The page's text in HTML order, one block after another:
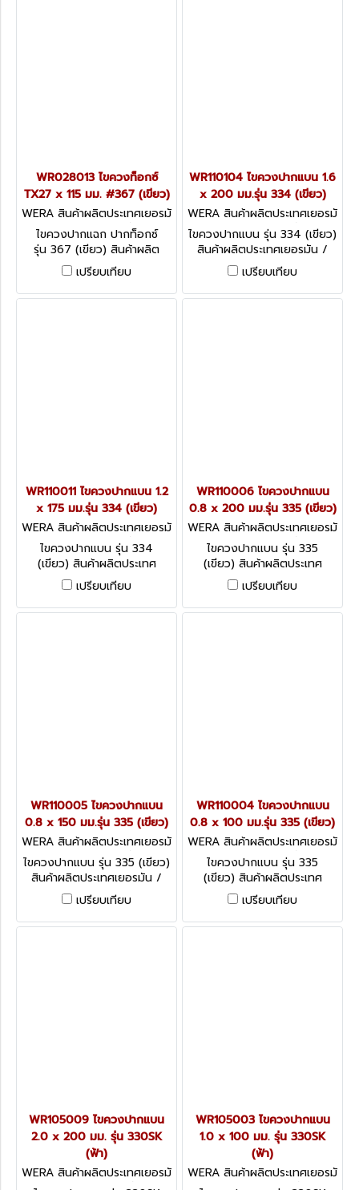
WR028013 ไขควงท็อกซ์
TX27 x 115 มม. #367 (เขียว)
WERA สินค้าผลิตประเทศเยอรมั
น / สินค้าประเทศเยอรมัน WR0
28013
ไขควงปากแฉก ปากท็อกซ์
รุ่น 367 (เขียว) สินค้าผลิต
ประเทศเยอรมัน / สินค้าประเทศ
เยอรมัน
เปรียบเทียบ
WR110104 ไขควงปากแบน 1.6
x 200 มม.รุ่น 334 (เขียว)
WERA สินค้าผลิตประเทศเยอรมั
น / สินค้าประเทศเยอรมัน WR11
0104
ไขควงปากแบน รุ่น 334 (เขียว)
สินค้าผลิตประเทศเยอรมัน /
สินค้าประเทศเยอรมัน
เปรียบเทียบ
WR110011 ไขควงปากแบน 1.2
x 175 มม.รุ่น 334 (เขียว)
WERA สินค้าผลิตประเทศเยอรมั
น / สินค้าประเทศเยอรมัน WR11
0011
ไขควงปากแบน รุ่น 334
(เขียว) สินค้าผลิตประเทศ
เยอรมัน / สินค้าประเทศเยอรมัน
เปรียบเทียบ
WR110006 ไขควงปากแบน
0.8 x 200 มม.รุ่น 335 (เขียว)
WERA สินค้าผลิตประเทศเยอรมั
น / สินค้าประเทศเยอรมัน WR11
0006
ไขควงปากแบน รุ่น 335
(เขียว) สินค้าผลิตประเทศ
เยอรมัน / สินค้าประเทศเยอรมัน
เปรียบเทียบ
WR110005 ไขควงปากแบน
0.8 x 150 มม.รุ่น 335 (เขียว)
WERA สินค้าผลิตประเทศเยอรมั
น / สินค้าประเทศเยอรมัน WR11
0005
ไขควงปากแบน รุ่น 335 (เขียว)
สินค้าผลิตประเทศเยอรมัน /
สินค้าประเทศเยอรมัน
เปรียบเทียบ
WR110004 ไขควงปากแบน
0.8 x 100 มม.รุ่น 335 (เขียว)
WERA สินค้าผลิตประเทศเยอรมั
น / สินค้าประเทศเยอรมัน WR11
0004
ไขควงปากแบน รุ่น 335
(เขียว) สินค้าผลิตประเทศ
เยอรมัน / สินค้าประเทศเยอรมัน
เปรียบเทียบ
WR105009 ไขควงปากแบน
2.0 x 200 มม. รุ่น 330SK
(ฟ้า)
WERA สินค้าผลิตประเทศเยอรมั
WR105003 ไขควงปากแบน
1.0 x 100 มม. รุ่น 330SK
(ฟ้า)
WERA สินค้าผลิตประเทศเยอรมั